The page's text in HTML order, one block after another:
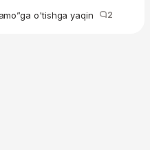
o'tishga yaqin 2